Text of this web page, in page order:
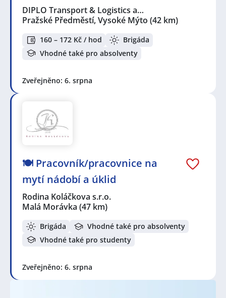
DIPLO Transport & Logistics a…
Pražské Předměstí, Vysoké Mýto (42 km)
160 – 172 Kč / hod
Brigáda
Vhodné také pro absolventy
Zveřejněno: 6. srpna
🍽️ Pracovník/pracovnice na
mytí nádobí a úklid
Rodina Koláčkova s.r.o.
Malá Morávka (47 km)
Brigáda
Vhodné také pro absolventy
Vhodné také pro studenty
Zveřejněno: 6. srpna